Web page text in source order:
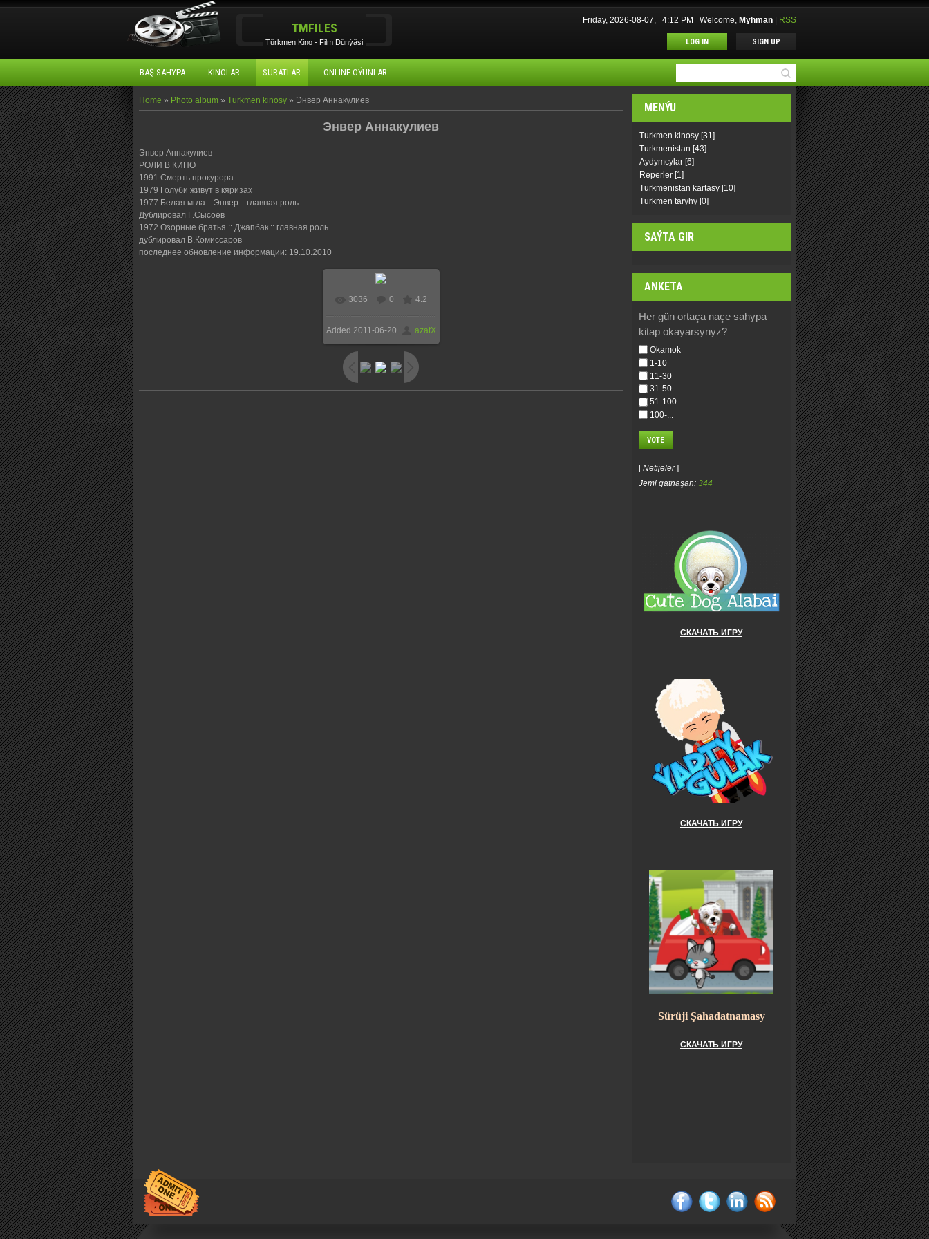
TMFILES
Türkmen Kino - Film Dünýäsi
Friday, 2026-08-07, 4:12 PM Welcome, Myhman RSS
LOG IN SIGN UP
BAŞ SAHYPA KINOLAR SURATLAR ONLINE OÝUNLAR
Home » Photo album » Turkmen kinosy » Энвер Аннакулиев
Энвер Аннакулиев
Энвер Аннакулиев
РОЛИ В КИНО
1991 Смерть прокурора
1979 Голуби живут в кяризах
1977 Белая мгла :: Энвер :: главная роль
Дублировал Г.Сысоев
1972 Озорные братья :: Джапбак :: главная роль
дублировал В.Комиссаров
последнее обновление информации: 19.10.2010
3036 0 4.2
Added 2011-06-20 azatX
MENÝU
Turkmen kinosy [31]
Turkmenistan [43]
Aydymcylar [6]
Reperler [1]
Turkmenistan kartasy [10]
Turkmen taryhy [0]
SAÝTA GIR
ANKETA
Her gün ortaça naçe sahypa
kitap okayarsynyz?
Okamok
1-10
11-30
31-50
51-100
100-...
[Netijeler]
Jemi gatnaşan: 344
СКАЧАТЬ ИГРУ
СКАЧАТЬ ИГРУ
Sürüji Şahadatnamasy
СКАЧАТЬ ИГРУ